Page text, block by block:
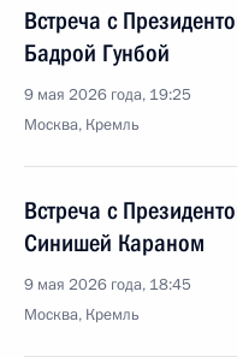
Встреча с
Бадрой Гунбой
9 мая 2026 года, 19:25
Москва, Кремль
Встреча с
Синишей Караном
9 мая 2026 года, 18:45
Москва, Кремль